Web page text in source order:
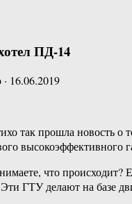
ПД-14
· 16.06.2019
так прошла новость
высокоэффективного
что происходит?
Эти ГТУ делают на базе